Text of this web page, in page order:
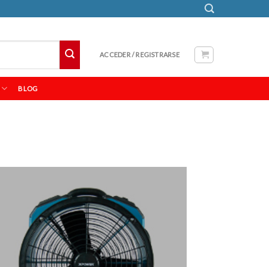
ACCEDER / REGISTRARSE
BLOG